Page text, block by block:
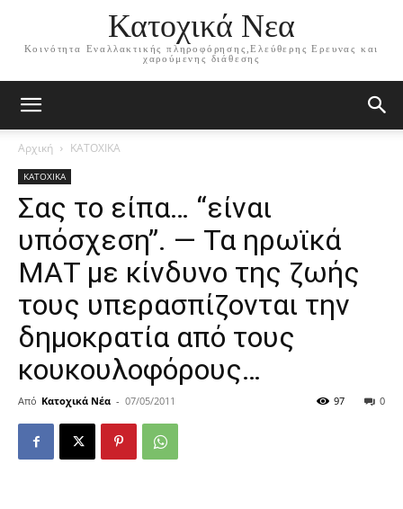
Κατοχικά Νεα
Κοινότητα Εναλλακτικής πληροφόρησης,Ελεύθερης Ερευνας και
χαρούμενης διάθεσης
Αρχική ΚΑΤΟΧΙΚΑ
ΚΑΤΟΧΙΚΑ
Σας το είπα… “είναι
υπόσχεση”. — Τα ηρωϊκά
ΜΑΤ με κίνδυνο της ζωής
τους υπερασπίζονται την
δημοκρατία από τους
κουκουλοφόρους…
Από Κατοχικά Νέα - 07/05/2011 0
97